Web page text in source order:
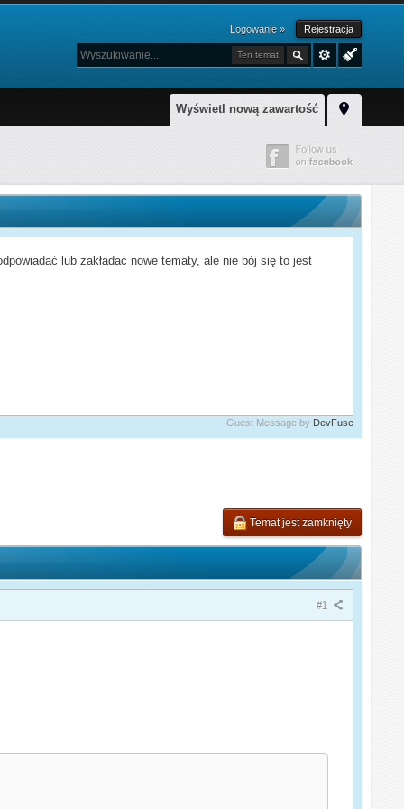
Logowanie » Rejestracja
Ten temat
Wyświetl nową zawartość
lub zakładać nowe tematy, ale nie bój się to jest
Guest Message by DevFuse
Temat jest zamknięty
#1